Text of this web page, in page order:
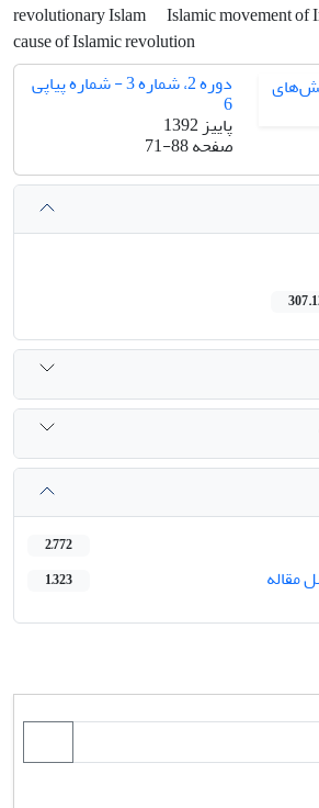
revolutionary Islam
Islamic movement of
cause of Islamic revolution
دوره 2، شماره 3 - شماره پیاپی
6
پاییز 1392
صفحه71-88
2,772
مقاله 1,323